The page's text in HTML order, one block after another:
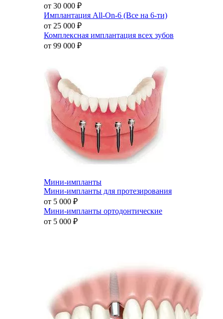
от 30 000 ₽
Имплантация All-On-6 (Все на 6-ти)
от 25 000 ₽
Комплексная имплантация всех зубов
от 99 000 ₽
Мини-импланты
Мини-импланты для протезирования
от 5 000 ₽
Мини-импланты ортодонтические
от 5 000 ₽